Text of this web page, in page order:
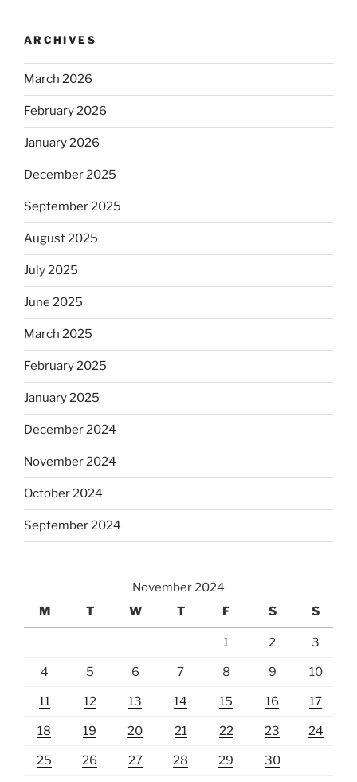
ARCHIVES
March 2026
February 2026
January 2026
December 2025
September 2025
August 2025
July 2025
June 2025
March 2025
February 2025
January 2025
December 2024
November 2024
October 2024
September 2024
November 2024
M
T W T F S S
1 2 3
4 5 6 7 8 9 10
11 12 13 14 15 16 17
18 19 20 21 22 23 24
25 26 27 28 29 30